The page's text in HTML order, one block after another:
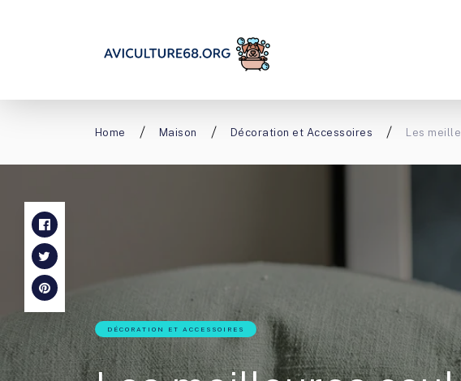
Home Maison Décoration et Accessoires Les
DÉCORATION ET ACCESSOIRES